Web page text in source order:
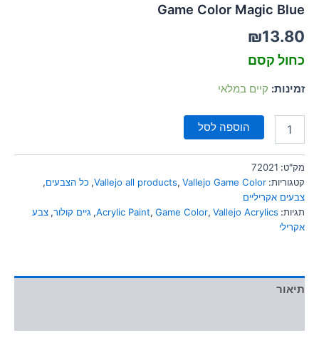
Game Color Magic Blue
₪13.80
כחול קסם
זמינות: קיים במלאי
הוספה לסל
מק"ט: 72021
קטגוריות:
Vallejo all products, Vallejo Game Color
, כל הצבעים,
צבעים אקריליים
תגיות:
Acrylic Paint, Game Color, Vallejo Acrylics
, גיים קולור, צבע
אקרילי
תיאור